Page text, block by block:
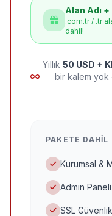
Alan Adı
.com.tr / .tr
dahil!
Yıllık 50 USD +
bir kalem yok
PAKETE DAHIL
Kurumsal &
Admin
SSL